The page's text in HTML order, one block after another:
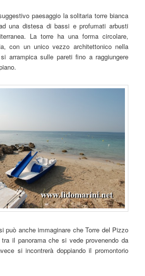
paesaggio la solitaria torre bianca
una distesa di bassi e profumati arbusti
La torre ha una forma circolare,
con un unico vezzo architettonico nella
arrampica sulle pareti fino a raggiungere
può anche immaginare che Torre del Pizzo
il panorama che si vede provenendo da
si incontrerà doppiando il promontorio